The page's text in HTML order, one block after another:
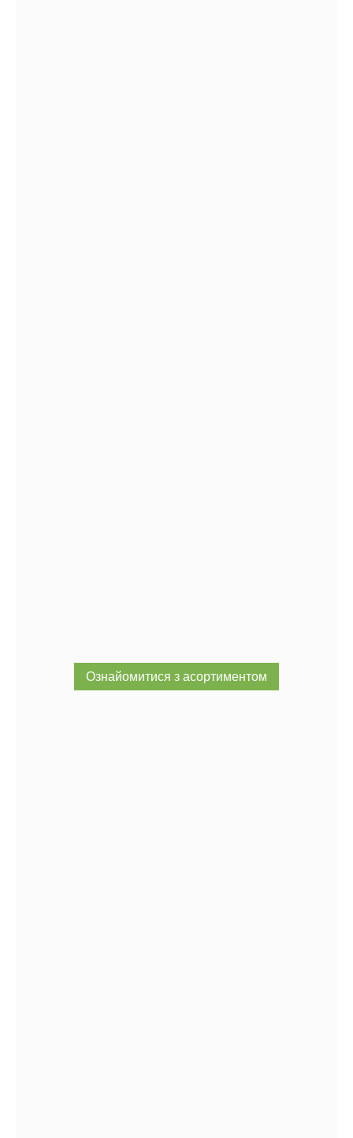
Ознайомитися з асортиментом